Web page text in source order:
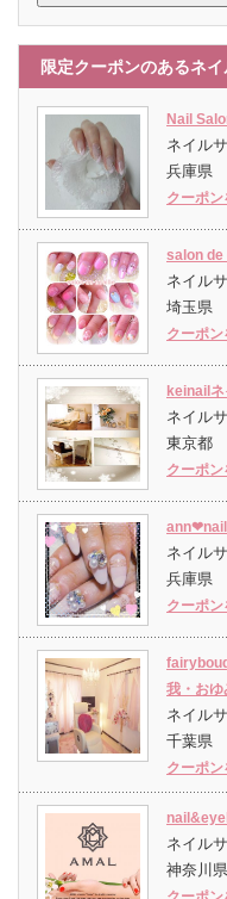
限定クーポンのあるネ
Nail
ネイル
兵庫県
クーポン
salon
ネイル
埼玉県
クーポン
keinailネ
ネイル
東京都
クーポン
ネイル
兵庫県
クーポン
我・おゆ
ネイル
千葉県
クーポン
ネイル
神奈川県